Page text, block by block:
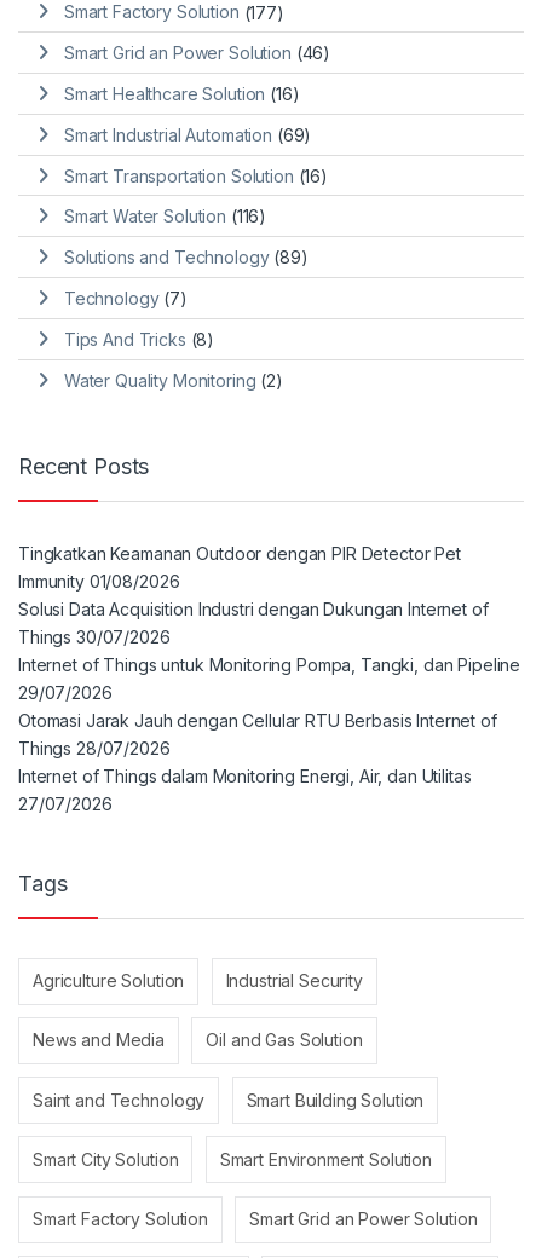
Smart Factory Solution (177)
Smart Grid an Power Solution (46)
Smart Healthcare Solution (16)
Smart Industrial Automation (69)
Smart Transportation Solution (16)
Smart Water Solution (116)
Solutions and Technology(89)
Technology(7)
Tips And Tricks (8)
Water Quality Monitoring (2)
Recent Posts
Tingkatkan Keamanan Outdoor dengan PIR Detector Pet
Immunity 01/08/2026
Solusi Data Acquisition Industri dengan Dukungan Internet of
Things 30/07/2026
Internet of Things untuk Monitoring Pompa, Tangki, dan Pipeline
29/07/2026
Otomasi Jarak Jauh dengan Cellular RTU Berbasis Internet of
Things 28/07/2026
Internet of Things dalam Monitoring Energi, Air, dan Utilitas
27/07/2026
Tags
Agriculture Solution Industrial Security
News and Media Oil and Gas Solution
Saint and Technology Smart Building Solution
Smart City Solution Smart Environment Solution
Smart Factory Solution Smart Grid an Power Solution